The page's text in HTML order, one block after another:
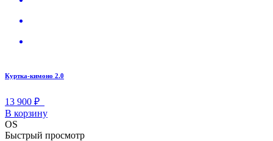
Куртка-кимоно 2.0
13 900 ₽
В корзину
OS
Быстрый просмотр